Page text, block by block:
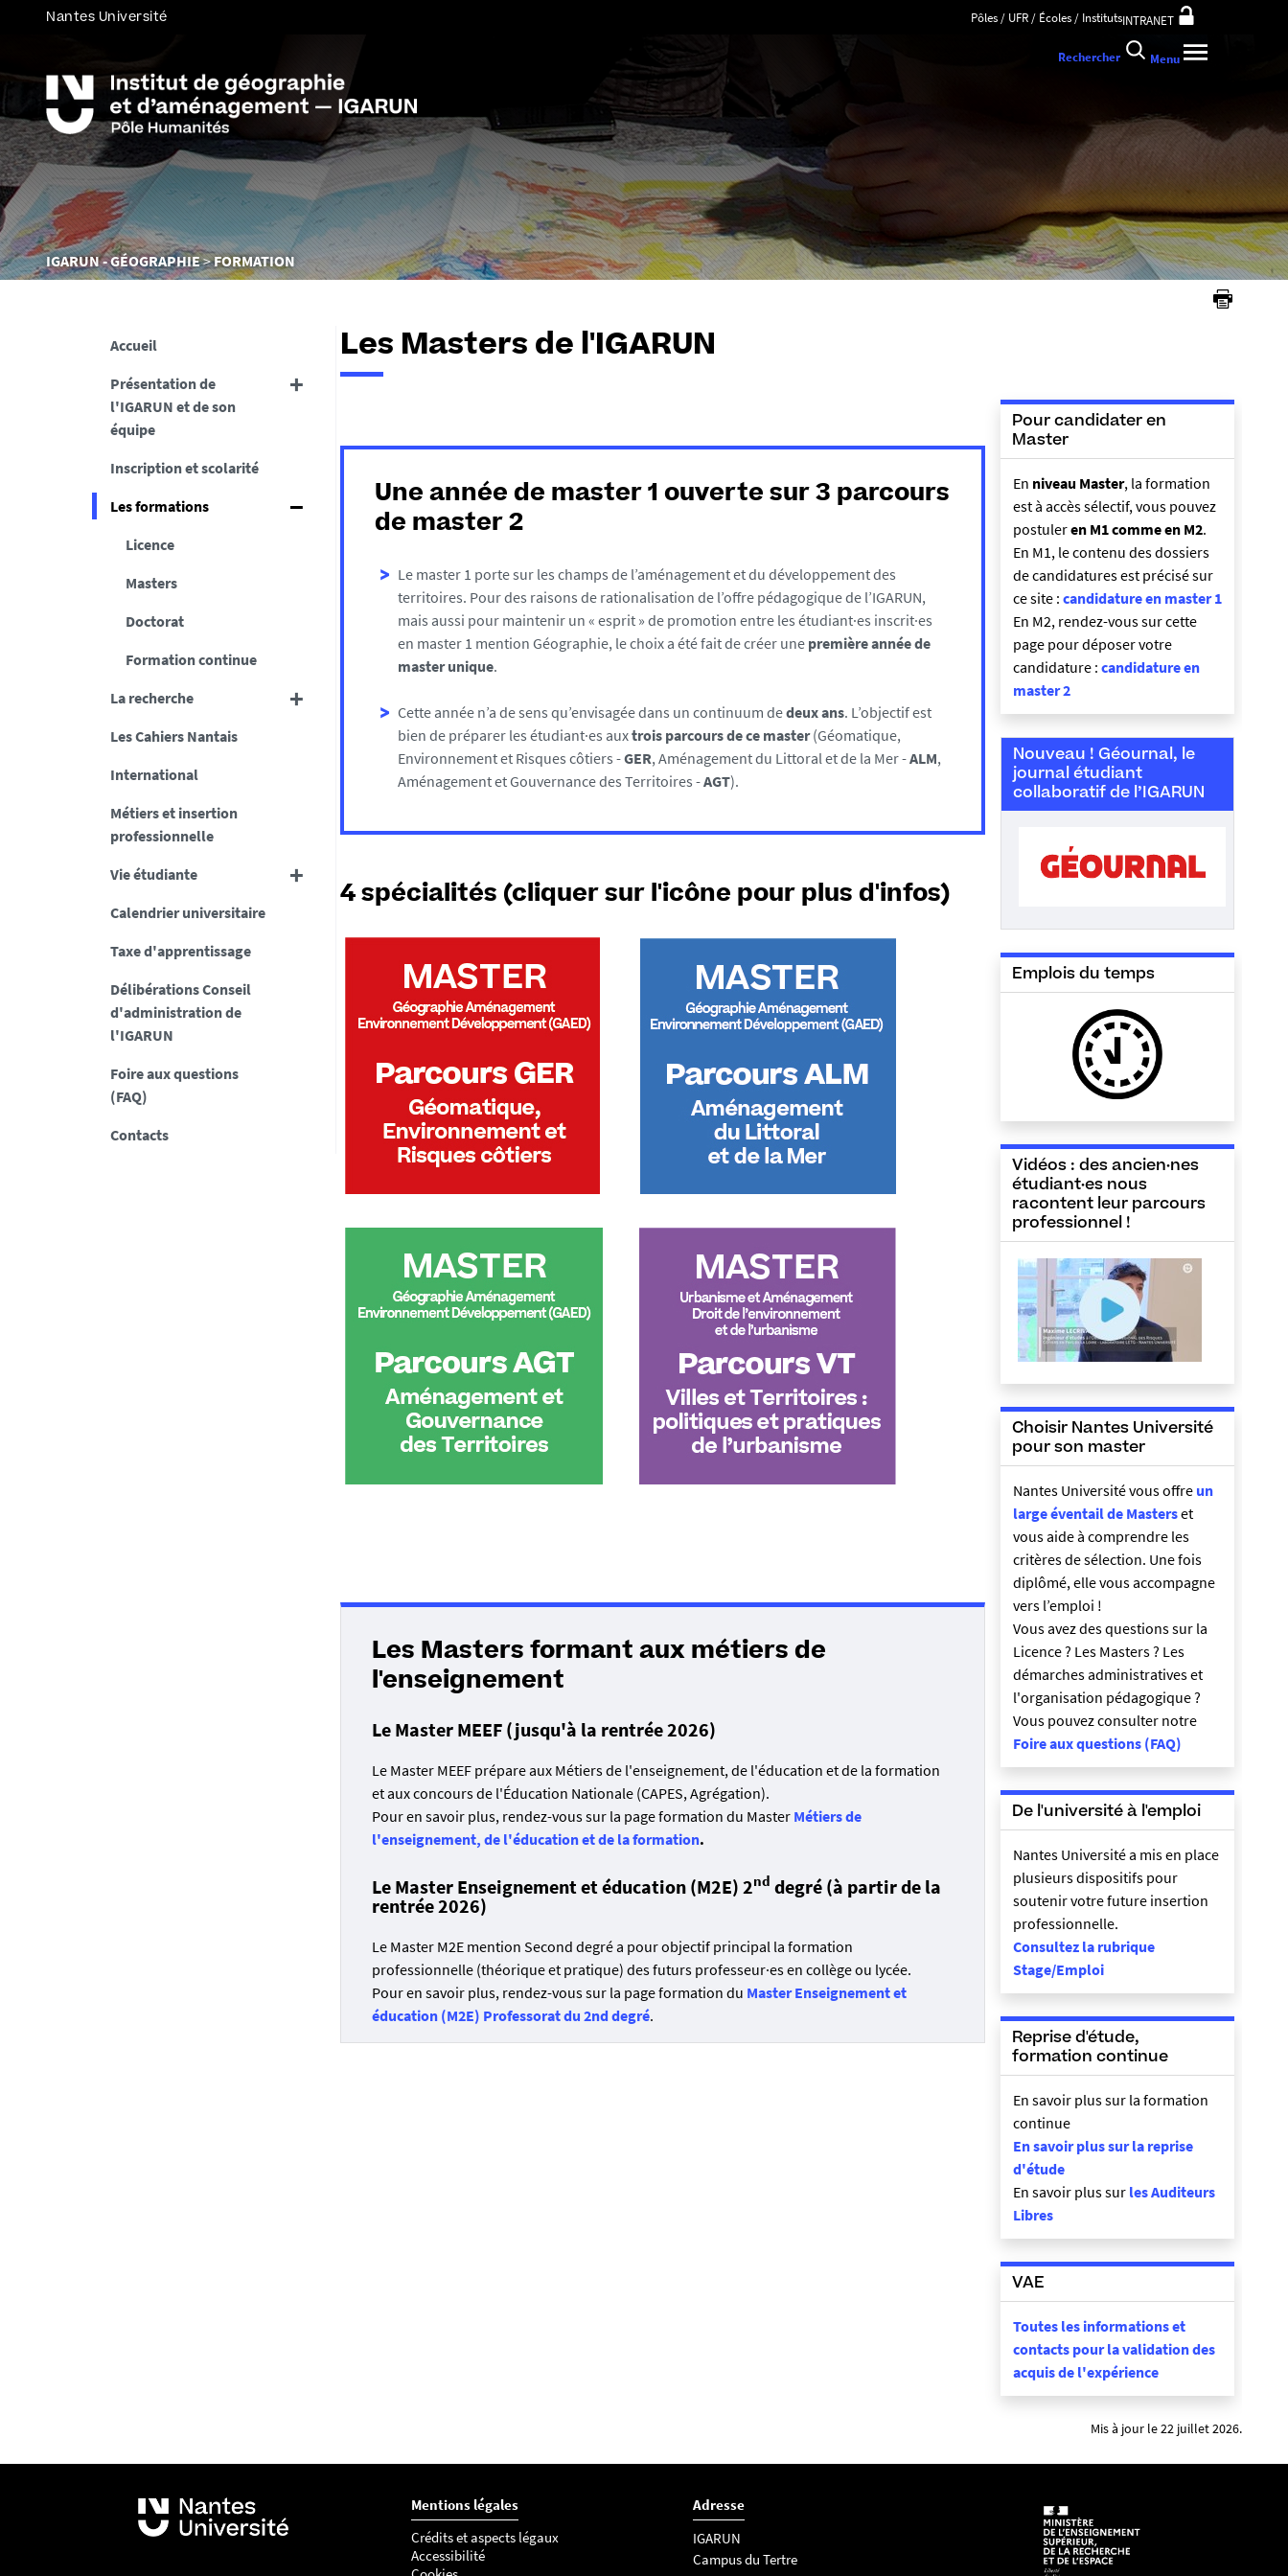
Nantes Université Pôles / UFR / Écoles / InstitutsINTRANET
Vous
êtes
IGARUN - GÉOGRAPHIE FORMATION
Rechercher Menu
Accueil
Présentation de
l'IGARUN et de son
équipe
Inscription et scolarité
Les formations
Licence
Masters
Doctorat
Formation continue
La recherche
Les Cahiers Nantais
International
Métiers et insertion
professionnelle
Vie étudiante
Calendrier universitaire
Taxe d'apprentissage
Délibérations Conseil
d'administration de
l'IGARUN
Foire aux questions
(FAQ)
Contacts
Les Masters de l'IGARUN
Une année de master 1 ouverte sur 3 parcours
de master 2
Le master 1 porte sur les champs de l’aménagement et du développement des
territoires. Pour des raisons de rationalisation de l’offre pédagogique de l’IGARUN,
mais aussi pour maintenir un « esprit » de promotion entre les étudiant·es inscrit·es
en master 1 mention Géographie, le choix a été fait de créer une première année de
master unique.
Cette année n’a de sens qu’envisagée dans un continuum dedeux ans. L’objectif est
bien de préparer les étudiant·es auxtrois parcours de ce master(Géomatique,
Environnement et Risques côtiers -GER, Aménagement du Littoral et de la Mer -ALM,
Aménagement et Gouvernance des Territoires -AGT).
4 spécialités (cliquer sur l'icône pour plus d'infos)
Les Masters formant aux métiers de
l'enseignement
Le Master MEEF (jusqu'à la rentrée 2026)
Le Master MEEF prépare aux Métiers de l'enseignement, de l'éducation et de la formation
et aux concours de l'Éducation Nationale (CAPES, Agrégation).
Pour en savoir plus, rendez-vous sur la page formation du Master Métiers de
l'enseignement, de l'éducation et de la formation.
Le Master Enseignement et éducation (M2E) 2nd degré (à partir de la
rentrée 2026)
Le Master M2E mention Second degré a pour objectif principal la formation
professionnelle (théorique et pratique) des futurs professeur·es en collège ou lycée.
Pour en savoir plus, rendez-vous sur la page formation du Master Enseignement et
éducation (M2E) Professorat du 2nd degré.
Pour candidater en
Master
En niveau Master, la formation
est à accès sélectif, vous pouvez
postuleren M1 comme en M2.
En M1, le contenu des dossiers
de candidatures est précisé sur
ce site : candidature en master 1
En M2, rendez-vous sur cette
page pour déposer votre
candidature : candidature en
master 2
Nouveau ! Géournal, le
journal étudiant
collaboratif de l’IGARUN
Emplois du temps
Vidéos : des ancien·nes
étudiant·es nous
racontent leur parcours
professionnel !
Choisir Nantes Université
pour son master
Nantes Université vous offre un
large éventail de Masterset
vous aide à comprendre les
critères de sélection. Une fois
diplômé, elle vous accompagne
vers l’emploi !
Vous avez des questions sur la
Licence ? Les Masters ? Les
démarches administratives et
l'organisation pédagogique ?
Vous pouvez consulter notre
Foire aux questions (FAQ)
De l'université à l'emploi
Nantes Université a mis en place
plusieurs dispositifs pour
soutenir votre future insertion
professionnelle.
Consultez la rubrique
Stage/Emploi
Reprise d'étude,
formation continue
En savoir plus sur la formation
continue
En savoir plus surla reprise
d'étude
En savoir plus sur les Auditeurs
Libres
VAE
Toutes les informations et
contacts pour la validation des
acquis de l'expérience
Mis à jour le 22 juillet 2026.
Mentions légales
Crédits et aspects légaux
Accessibilité
Adresse
IGARUN
Campus du Tertre